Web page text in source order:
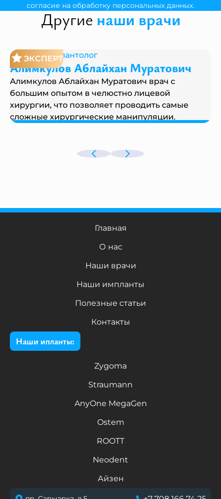
согласие на обработку персональных данных.
Другие наши врачи
ЭКСПЕРТ
Хирург-имплантолог
Алимкулов Аблайхан Муратович
Алимкулов Аблайхан Муратович врач с
большим опытом в челюстно лицевой
хирургии, что позволяет проводить самые
сложные хирургические манипуляции.
Главная
О нас
Наши врачи
Наши импланты
Полезные статьи
Контакты
Наши ипланты:
Zygoma
Straumann
AnyOne MegaGen
Ostem
ROOTT
Neodent
Айзен